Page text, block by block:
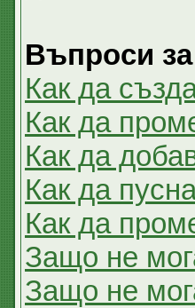
Въпроси
Как да
Как да
Как да
Как да
Как да
Защо не
Защо не